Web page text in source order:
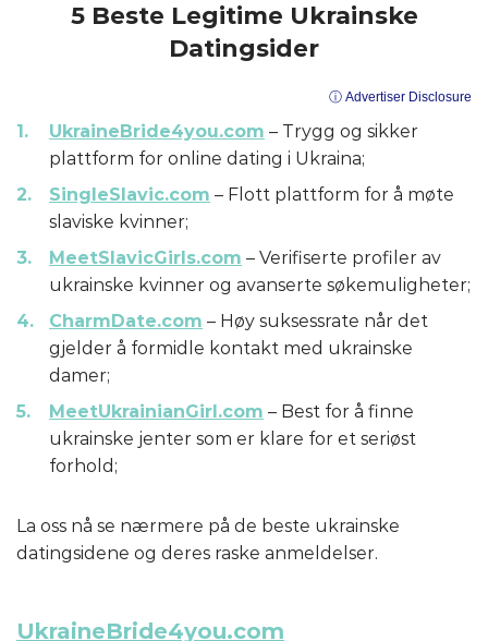
5 Beste Legitime Ukrainske
Datingsider
ⓘ Advertiser Disclosure
UkraineBride4you.com – Trygg og sikker
plattform for online dating i Ukraina;
SingleSlavic.com – Flott plattform for å møte
slaviske kvinner;
MeetSlavicGirls.com – Verifiserte profiler av
ukrainske kvinner og avanserte søkemuligheter;
CharmDate.com – Høy suksessrate når det
gjelder å formidle kontakt med ukrainske
damer;
MeetUkrainianGirl.com – Best for å finne
ukrainske jenter som er klare for et seriøst
forhold;
La oss nå se nærmere på de beste ukrainske
datingsidene og deres raske anmeldelser.
UkraineBride4you.com